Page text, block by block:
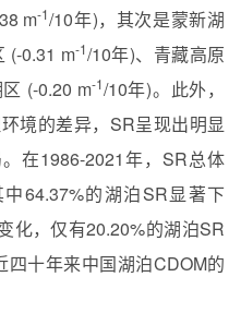
m-1/10年)，其次是蒙新湖
(-0.31 m-1/10年)、青藏高原
(-0.20 m-1/10年)。此外，
境的差异， SR呈现出明显
在1986-2021年，SR总体
64.37%的湖泊SR显著下
化，仅有20.20%的湖泊SR
四十年来中国湖泊CDOM的